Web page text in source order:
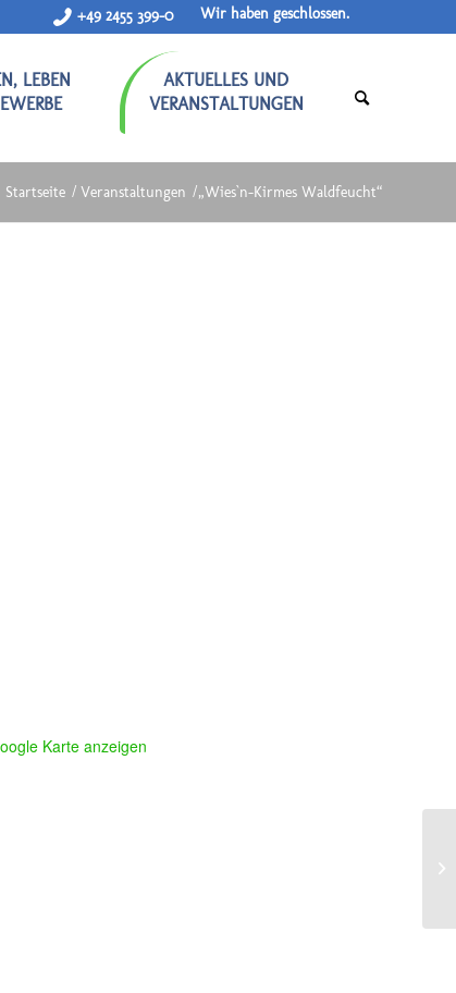
+49 2455 399-0 Wir haben geschlossen.
LEBEN
AKTUELLES UND
VERANSTALTUNGEN
Startseite / Veranstaltungen /„Wies`n-Kirmes Waldfeucht“
Karte anzeigen